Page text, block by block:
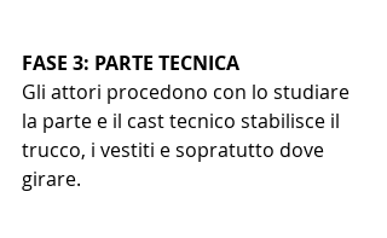
FASE 3: PARTE TECNICA
Gli attori procedono con lo studiare
la parte e il cast tecnico stabilisce il
trucco, i vestiti e sopratutto dove
girare.